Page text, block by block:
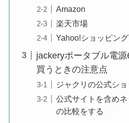
Amazon
楽天市場
Yahoo!ショッピング
jackeryポータブル電
買うときの注意点
ジャクリの公式シ
公式サイトを含め
の比較をする